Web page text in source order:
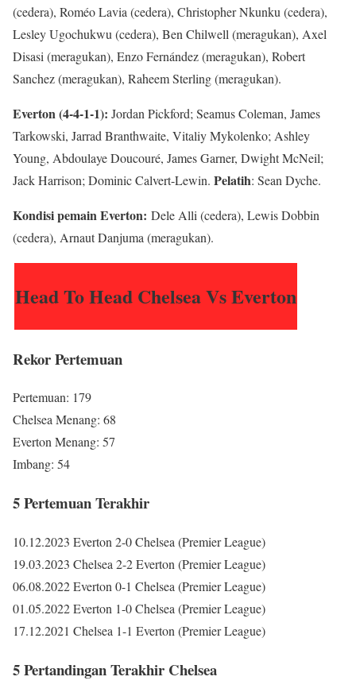
(cedera), Roméo Lavia (cedera), Christopher Nkunku (cedera),
Lesley Ugochukwu (cedera), Ben Chilwell (meragukan), Axel
Disasi (meragukan), Enzo Fernández (meragukan), Robert
Sanchez (meragukan), Raheem Sterling (meragukan).
Everton (4-4-1-1): Jordan Pickford; Seamus Coleman, James
Tarkowski, Jarrad Branthwaite, Vitaliy Mykolenko; Ashley
Young, Abdoulaye Doucouré, James Garner, Dwight McNeil;
Jack Harrison; Dominic Calvert-Lewin. Pelatih: Sean Dyche.
Kondisi pemain Everton: Dele Alli (cedera), Lewis Dobbin
(cedera), Arnaut Danjuma (meragukan).
Head To Head Chelsea Vs Everton
Rekor Pertemuan
Pertemuan: 179
Chelsea Menang: 68
Everton Menang: 57
Imbang: 54
5 Pertemuan Terakhir
10.12.2023 Everton 2-0 Chelsea (Premier League)
19.03.2023 Chelsea 2-2 Everton (Premier League)
06.08.2022 Everton 0-1 Chelsea (Premier League)
01.05.2022 Everton 1-0 Chelsea (Premier League)
17.12.2021 Chelsea 1-1 Everton (Premier League)
5 Pertandingan Terakhir Chelsea